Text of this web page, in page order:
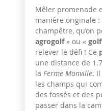
Mêler promenade
manière originale
champêtre, qu’on
agrogolf» ou «
relever le défi ! Ce
une distance de
la Ferme Monville. Il
les champs qui
des fossés et des
passer dans la